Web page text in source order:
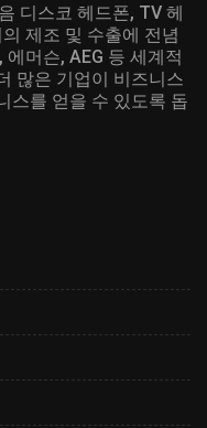
디스코 헤드폰, TV 헤
제조 및 수출에 전념
머슨, AEG 등 세계적
많은 기업이 비즈니스
스를 얻을 수 있도록 돕